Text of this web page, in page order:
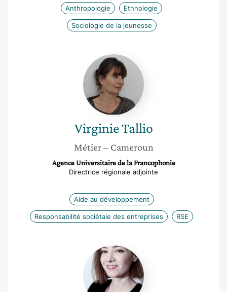
Anthropologie Ethnologie
Sociologie de la jeunesse
Virginie
Tallio
VirginieTallio
Métier – Cameroun
Agence Universitaire de la Francophonie
Directrice régionale adjointe
Aide au développement
Responsabilité sociétale des entreprises RSE
Julie
Mayer